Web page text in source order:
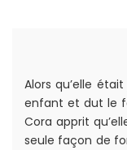
Alors qu’elle
enfant et dut le
Cora apprit
seule façon de